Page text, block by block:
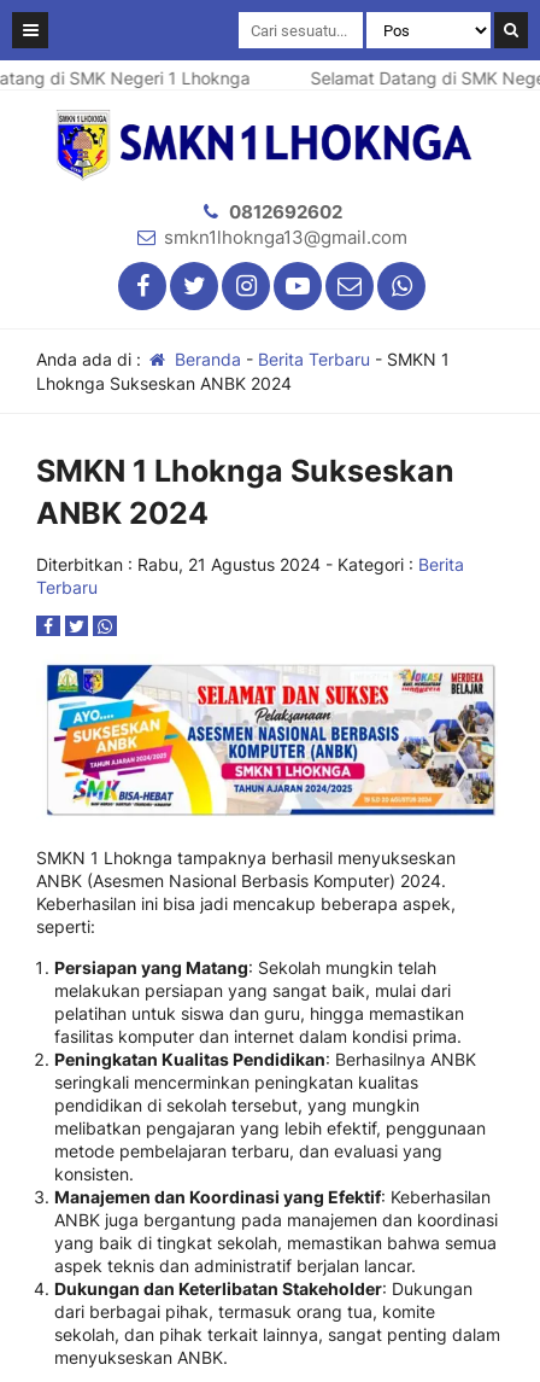
Negeri 1 Lhoknga Selamat Datang di SMK Negeri 1
0812692602
smkn1lhoknga13@gmail.com
Anda ada di : Beranda - Berita Terbaru - SMKN 1
Lhoknga Sukseskan ANBK 2024
SMKN 1 Lhoknga Sukseskan
ANBK 2024
Diterbitkan : Rabu, 21 Agustus 2024 - Kategori : Berita
Terbaru
SMKN 1 Lhoknga tampaknya berhasil menyukseskan
ANBK (Asesmen Nasional Berbasis Komputer) 2024.
Keberhasilan ini bisa jadi mencakup beberapa aspek,
seperti:
Persiapan yang Matang: Sekolah mungkin telah
melakukan persiapan yang sangat baik, mulai dari
pelatihan untuk siswa dan guru, hingga memastikan
fasilitas komputer dan internet dalam kondisi prima.
Peningkatan Kualitas Pendidikan: Berhasilnya ANBK
seringkali mencerminkan peningkatan kualitas
pendidikan di sekolah tersebut, yang mungkin
melibatkan pengajaran yang lebih efektif, penggunaan
metode pembelajaran terbaru, dan evaluasi yang
konsisten.
Manajemen dan Koordinasi yang Efektif: Keberhasilan
ANBK juga bergantung pada manajemen dan koordinasi
yang baik di tingkat sekolah, memastikan bahwa semua
aspek teknis dan administratif berjalan lancar.
Dukungan dan Keterlibatan Stakeholder: Dukungan
dari berbagai pihak, termasuk orang tua, komite
sekolah, dan pihak terkait lainnya, sangat penting dalam
menyukseskan ANBK.